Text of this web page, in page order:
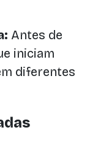
Antes de
iniciam
diferentes